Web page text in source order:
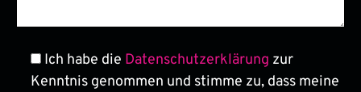
Ich habe die Datenschutzerklärung zur
Kenntnis genommen und stimme zu, dass meine